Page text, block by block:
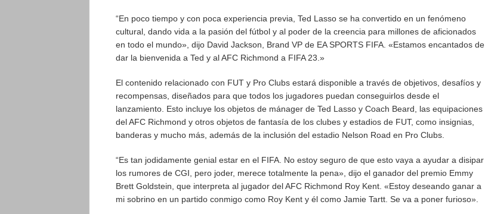
“En poco tiempo y con poca experiencia previa, Ted Lasso se ha convertido en un fenómeno
cultural, dando vida a la pasión del fútbol y al poder de la creencia para millones de aficionados
en todo el mundo», dijo David Jackson, Brand VP de EA SPORTS FIFA. «Estamos encantados de
dar la bienvenida a Ted y al AFC Richmond a FIFA 23.»
El contenido relacionado con FUT y Pro Clubs estará disponible a través de objetivos, desafíos y
recompensas, diseñados para que todos los jugadores puedan conseguirlos desde el
lanzamiento. Esto incluye los objetos de mánager de Ted Lasso y Coach Beard, las equipaciones
del AFC Richmond y otros objetos de fantasía de los clubes y estadios de FUT, como insignias,
banderas y mucho más, además de la inclusión del estadio Nelson Road en Pro Clubs.
“Es tan jodidamente genial estar en el FIFA. No estoy seguro de que esto vaya a ayudar a disipar
los rumores de CGI, pero joder, merece totalmente la pena», dijo el ganador del premio Emmy
Brett Goldstein, que interpreta al jugador del AFC Richmond Roy Kent. «Estoy deseando ganar a
mi sobrino en un partido conmigo como Roy Kent y él como Jamie Tartt. Se va a poner furioso».